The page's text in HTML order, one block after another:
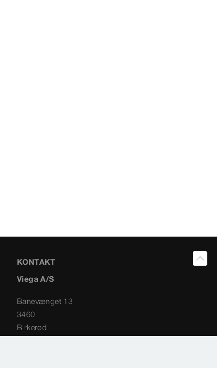
KONTAKT
Viega A/S
Banevænget 13
3460
Birkerød